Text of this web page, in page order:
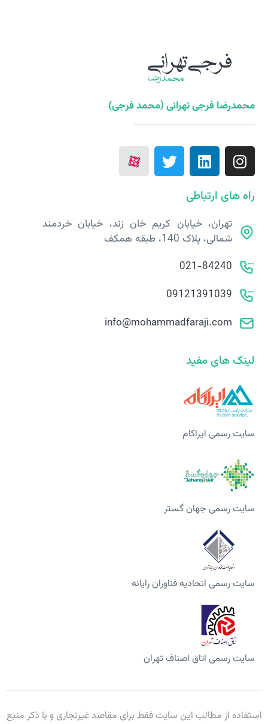
محمدرضا فرجی تهرانی (محمد فرجی)
راه های ارتباطی
تهران، خیابان کریم خان زند، خیابان خردمند
شمالی، پلاک 140، طبقه همکف
021-84240
09121391039
info@mohammadfaraji.com
لینک های مفید
سایت رسمی ایراکام
سایت رسمی جهان گستر
سایت رسمی اتحادیه فناوران رایانه
سایت رسمی اتاق اصناف تهران
استفاده از مطالب این سایت فقط برای مقاصد غیرتجاری و با ذکر منبع